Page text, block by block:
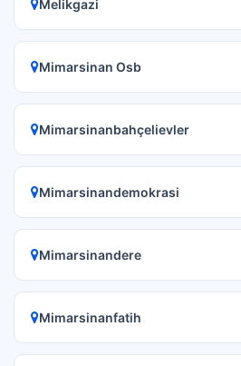
Melikgazi
Mimarsinan Osb
Mimarsinanbahçelievler
Mimarsinandemokrasi
Mimarsinandere
Mimarsinanfatih